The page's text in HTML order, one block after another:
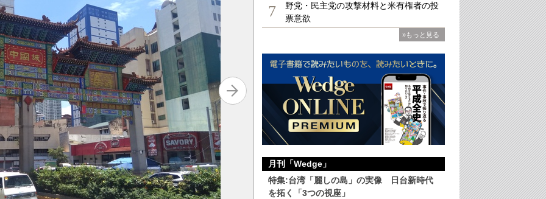
7
野党・民主党の攻撃材料と米有権者の投
票意欲
»もっと見る
月刊「Wedge」
特集:台湾「麗しの島」の実像 日台新時代
を拓く「3つの視座」